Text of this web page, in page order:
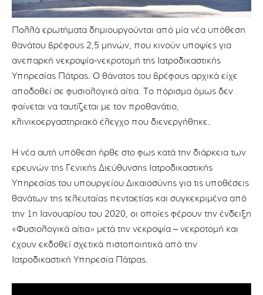
Πολλά ερωτήματα δημιουργούνται από μία νέα υπόθεση
θανάτου βρέφους 2,5 μηνών, που κινούν υποψίες για
ανεπαρκή νεκροψία-νεκροτομή της Ιατροδικαστικής
Υπηρεσίας Πάτρας. Ο θάνατος του βρέφους αρχικά είχε
αποδοθεί σε φυσιολογικά αίτια. Το πόρισμα όμως δεν
φαίνεται να ταυτίζεται με τον προθανάτιο,
κλινικοεργαστηριακό έλεγχο που διενεργήθηκε.
Η νέα αυτή υπόθεση ήρθε στο φως κατά την διάρκεια των
ερευνών της Γενικής Διεύθυνσης Ιατροδικαστικής
Υπηρεσίας του υπουργείου Δικαιοσύνης για τις υποθέσεις
θανάτων της τελευταίας πενταετίας και συγκεκριμένα από
την 1η Ιανουαρίου του 2020, οι οποίες φέρουν την ένδειξη
«Φυσιολογικά αίτια» μετά την νεκροψία – νεκροτομή και
έχουν εκδοθεί σχετικά πιστοποιητικά από την
Ιατροδικαστική Υπηρεσία Πάτρας.